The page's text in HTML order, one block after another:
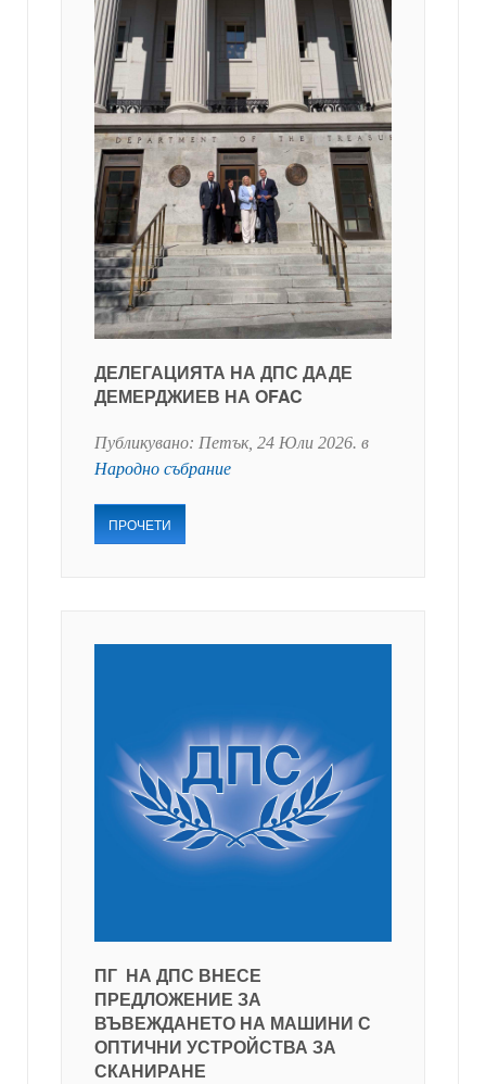
ДЕЛЕГАЦИЯТА НА ДПС ДАДЕ
ДЕМЕРДЖИЕВ НА OFAC
Публикувано: Петък, 24 Юли 2026. в
Народно събрание
ПРОЧЕТИ
ПГ НА ДПС ВНЕСЕ
ПРЕДЛОЖЕНИЕ ЗА
ВЪВЕЖДАНЕТО НА МАШИНИ С
ОПТИЧНИ УСТРОЙСТВА ЗА
СКАНИРАНЕ